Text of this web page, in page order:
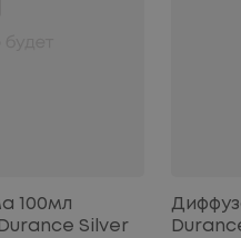
100мл
Silver